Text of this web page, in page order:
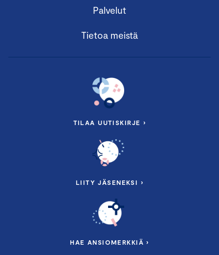
Palvelut
Tietoa meistä
TILAA UUTISKIRJE ›
LIITY JÄSENEKSI ›
HAE ANSIOMERKKIÄ ›